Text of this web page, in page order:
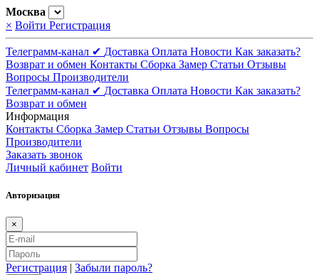
Москва
× Войти Регистрация
Телеграмм-канал ✔ Доставка Оплата Новости Как заказать?
Возврат и обмен Контакты Сборка Замер Статьи Отзывы
Вопросы Производители
Телеграмм-канал ✔ Доставка Оплата Новости Как заказать?
Возврат и обмен
Информация
Контакты Сборка Замер Статьи Отзывы Вопросы
Производители
Заказать звонок
Личный кабинет Войти
Авторизация
×
Регистрация | Забыли пароль?